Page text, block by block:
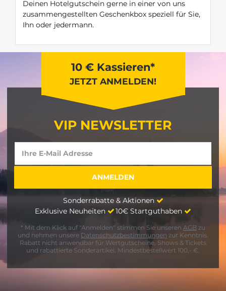
Deinen Hotelgutschein gerne in einer von uns
zusammengestellten Geschenkbox speziell für Sie,
Ihn oder jedermann.
10 € Kassieren*
JETZT ANMELDEN!
VIP NEWSLETTER
Sonderrabatte & Aktionen
Exklusive Neuheiten
10€ Startguthaben
* Mit dem Klick auf "Anmelden" stimmen Sie unseren AGB zu
und nehmen unsere Datenschutzbestimmungen zur Kenntnis.
Rabatt nicht anwendbar für Wertgutscheine, Shows & Tickets
und rabattierte Sonderartikel. Mindestbestellwert 100,- €.